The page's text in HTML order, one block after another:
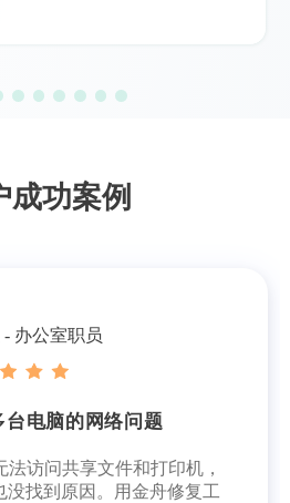
成功案例
办公室职员
电脑的网络问题
访问共享文件和打印机，
没找到原因。用金舟修复工